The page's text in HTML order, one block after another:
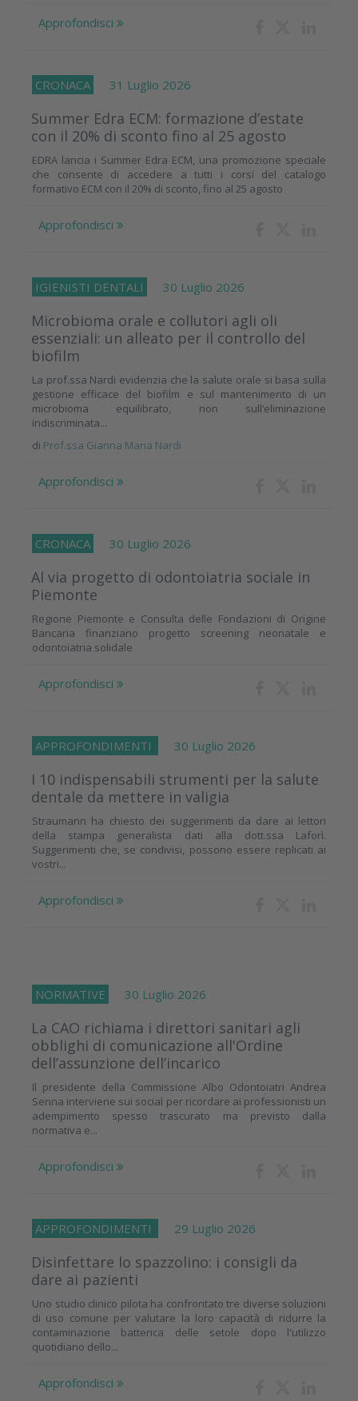
Approfondisci
CRONACA 31 Luglio 2026
Summer Edra ECM: formazione d’estate
con il 20% di sconto fino al 25 agosto
EDRA lancia i Summer Edra ECM, una promozione speciale
che consente di accedere a tutti i corsi del catalogo
formativo ECM con il 20% di sconto, fino al 25 agosto
Approfondisci
IGIENISTI DENTALI 30 Luglio 2026
Microbioma orale e collutori agli oli
essenziali: un alleato per il controllo del
biofilm
La prof.ssa Nardi evidenzia che la salute orale si basa sulla
gestione efficace del biofilm e sul mantenimento di un
microbioma equilibrato, non sull’eliminazione
indiscriminata...
di Prof.ssa Gianna Maria Nardi
Approfondisci
CRONACA 30 Luglio 2026
Al via progetto di odontoiatria sociale in
Piemonte
Regione Piemonte e Consulta delle Fondazioni di Origine
Bancaria finanziano progetto screening neonatale e
odontoiatria solidale
Approfondisci
APPROFONDIMENTI 30 Luglio 2026
I 10 indispensabili strumenti per la salute
dentale da mettere in valigia
Straumann ha chiesto dei suggerimenti da dare ai lettori
della stampa generalista dati alla dott.ssa Laforì.
Suggerimenti che, se condivisi, possono essere replicati ai
vostri...
Approfondisci
NORMATIVE 30 Luglio 2026
La CAO richiama i direttori sanitari agli
obblighi di comunicazione all'Ordine
dell’assunzione dell’incarico
Il presidente della Commissione Albo Odontoiatri Andrea
Senna interviene sui social per ricordare ai professionisti un
adempimento spesso trascurato ma previsto dalla
normativa e...
Approfondisci
APPROFONDIMENTI 29 Luglio 2026
Disinfettare lo spazzolino: i consigli da
dare ai pazienti
Uno studio clinico pilota ha confrontato tre diverse soluzioni
di uso comune per valutare la loro capacità di ridurre la
contaminazione batterica delle setole dopo l'utilizzo
quotidiano dello...
Approfondisci